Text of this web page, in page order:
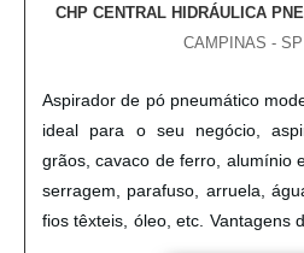
CHP CENTRAL HIDRÁULICA
CAMPINAS - SP
Aspirador de pó pneumático
ideal para o seu negócio,
grãos, cavaco de ferro, alumínio
serragem, parafuso, arruela,
fios têxteis, óleo, etc. Vantagens